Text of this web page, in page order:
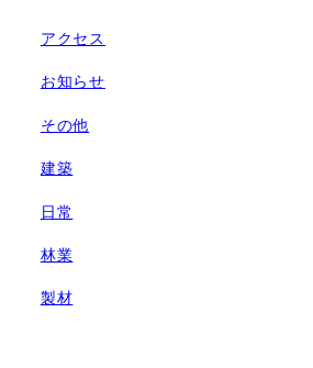
アクセス
お知らせ
その他
建築
日常
林業
製材